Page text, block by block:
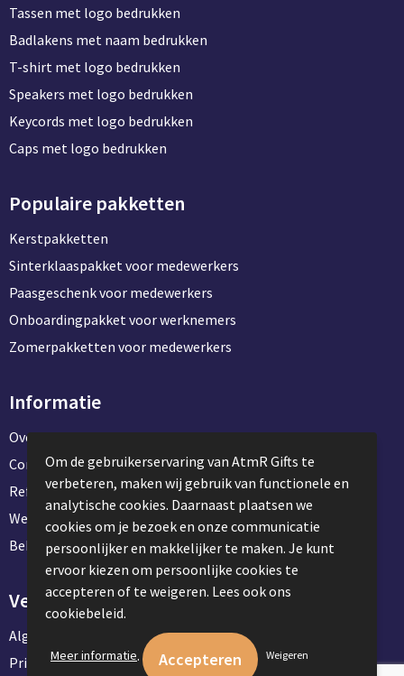
Tassen met logo bedrukken
Badlakens met naam bedrukken
T-shirt met logo bedrukken
Speakers met logo bedrukken
Keycords met logo bedrukken
Caps met logo bedrukken
Populaire pakketten
Kerstpakketten
Sinterklaaspakket voor medewerkers
Paasgeschenk voor medewerkers
Onboardingpakket voor werknemers
Zomerpakketten voor medewerkers
Informatie
Over ons
Contact en klantenservice
Referentie projecten
Werken & stage bij AtmR Gifts
Bekijk kantoorbenodigdheden
Veilig winkelen
Algemene voorwaarden
Privacyverklaring
Om de gebruikerservaring van AtmR Gifts te
verbeteren, maken wij gebruik van functionele en
analytische cookies. Daarnaast plaatsen we
cookies om je bezoek en onze communicatie
persoonlijker en makkelijker te maken. Je kunt
ervoor kiezen om persoonlijke cookies te
accepteren of te weigeren. Lees ook ons
cookiebeleid.
Meer informatie. Weigeren